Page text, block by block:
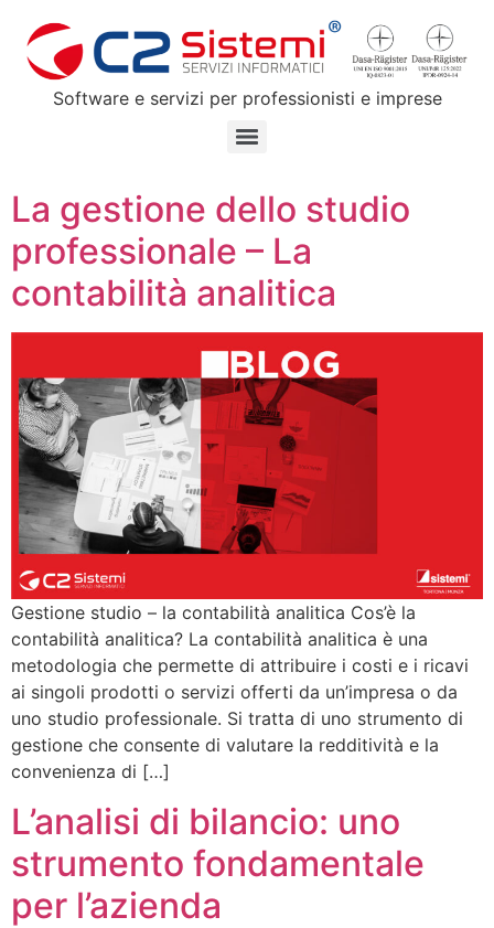
Software e servizi per professionisti e imprese
La gestione dello studio
professionale – La
contabilità analitica
Gestione studio – la contabilità analitica Cos’è la
contabilità analitica? La contabilità analitica è una
metodologia che permette di attribuire i costi e i ricavi
ai singoli prodotti o servizi offerti da un’impresa o da
uno studio professionale. Si tratta di uno strumento di
gestione che consente di valutare la redditività e la
convenienza di […]
L’analisi di bilancio: uno
strumento fondamentale
per l’azienda